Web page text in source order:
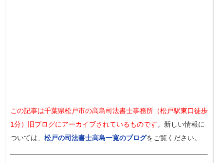
この記事は千葉県松戸市の高島司法書士事務所（松戸駅東口徒歩
1分）旧ブログにアーカイブされているものです。新しい情報に
ついては、 松戸の司法書士高島一寛のブログをご覧ください。